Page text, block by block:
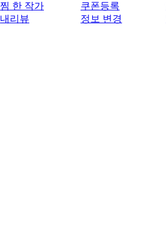
찜 한 작가
내리뷰
쿠폰등록
정보 변경